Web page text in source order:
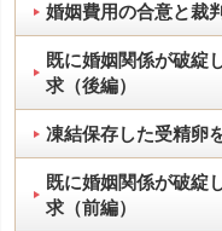
婚姻費用の合意と裁
既に婚姻関係が破綻
求（後編）
凍結保存した受精卵
既に婚姻関係が破綻
求（前編）